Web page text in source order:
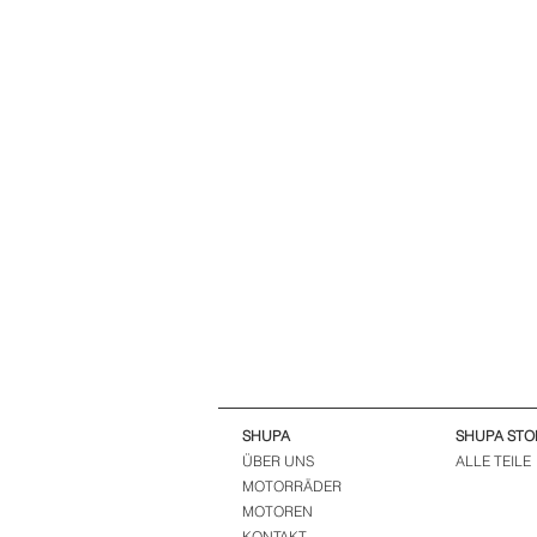
SHUPA
ÜBER UNS
MOTORRÄDER
MOTOREN
SHUPA
ALLE TEILE